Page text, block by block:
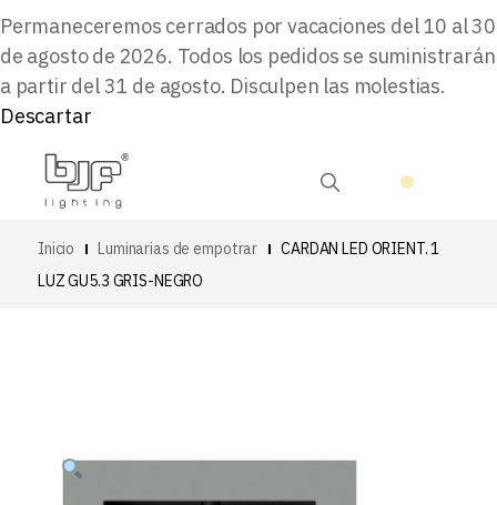
Permaneceremos cerrados por vacaciones del 10 al 30
de agosto de 2026. Todos los pedidos se suministrarán
a partir del 31 de agosto. Disculpen las molestias.
Descartar
Inicio Luminarias de empotrar
CARDAN LED ORIENT. 1
LUZ GU5.3 GRIS-NEGRO